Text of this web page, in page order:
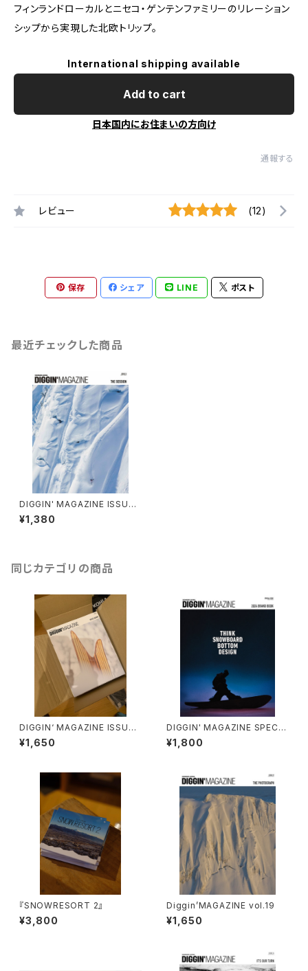
フィンランドローカルとニセコ・ゲンテンファミリーのリレーション
シップから実現した北欧トリップ。
International shipping available
Add to cart
日本国内にお住まいの方向け
通報する
レビュー (12)
保存 シェア LINE ポスト
最近チェックした商品
DIGGIN' MAGAZINE ISSUE 1
2 [THE SESSION]
¥1,380
同じカテゴリの商品
DIGGIN‘ MAGAZINE ISSUE2
1 『MAGIC BOARD』
¥1,650
DIGGIN' MAGAZINE SPECIA
L ISSUE 2024 BRAND BOO
K
¥1,800
『SNOWRESORT 2』
¥3,800
Diggin’MAGAZINE vol.19
¥1,650